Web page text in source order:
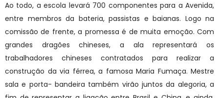
Ao todo, a escola levará 700 componentes para a Avenida,
entre membros da bateria, passistas e baianas. Logo na
comissão de frente, a promessa é de muita emoção. Com
grandes dragões chineses, a ala representará os
trabalhadores chineses contratados para realizar a
construção da via férrea, a famosa Maria Fumaça. Mestre
sala e porta- bandeira também virão juntos da alegoria, a